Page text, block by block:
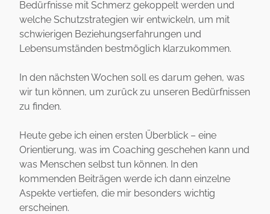
Bedürfnisse mit Schmerz gekoppelt werden und
welche Schutzstrategien wir entwickeln, um mit
schwierigen Beziehungserfahrungen und
Lebensumständen bestmöglich klarzukommen.
In den nächsten Wochen soll es darum gehen, was
wir tun können, um zurück zu unseren Bedürfnissen
zu finden.
Heute gebe ich einen ersten Überblick – eine
Orientierung, was im Coaching geschehen kann und
was Menschen selbst tun können. In den
kommenden Beiträgen werde ich dann einzelne
Aspekte vertiefen, die mir besonders wichtig
erscheinen.